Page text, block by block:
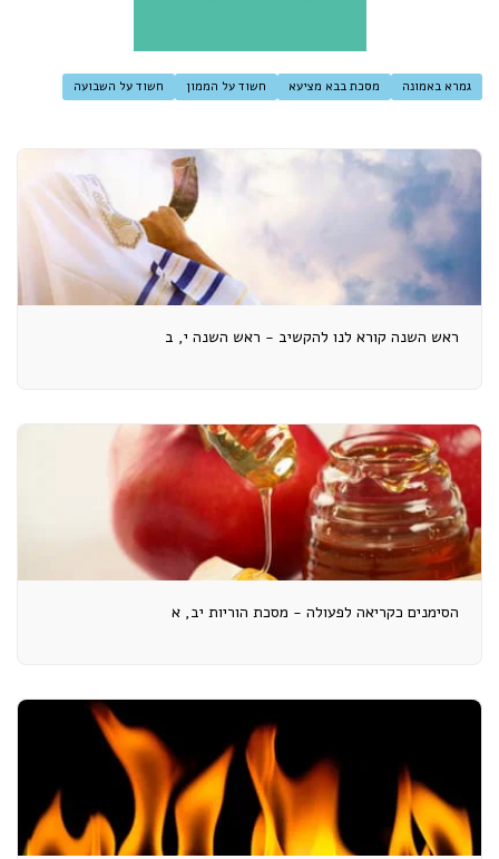
גמרא באמונה מסכת בבא מציעא חשוד על הממון חשוד על השבועה
ראש השנה קורא לנו להקשיב - ראש השנה י, ב
הסימנים כקריאה לפעולה - מסכת הוריות יב, א